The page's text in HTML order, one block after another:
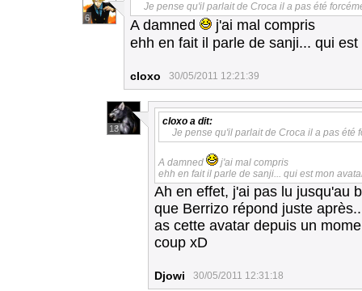
6
Je pense qu'il parlait de Croca il a pas été
A damned
j'ai mal compris
ehh en fait il parle de sanji... qui
cloxo 30/05/2011 12:21:39
13
cloxo a dit:
Je pense qu'il parlait de Croca il a pas été
A damned
j'ai mal compris
ehh en fait il parle de sanji... qui est mon
Ah en effet, j'ai pas lu jusqu'au
que Berrizo répond juste
as cette avatar depuis un
coup xD
Djowi 30/05/2011 12:31:18